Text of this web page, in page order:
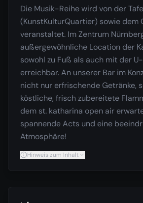
Die Musik-Reihe wird von der
(KunstKulturQuartier) sowie dem
veranstaltet. Im Zentrum
außergewöhnliche Location der
sowohl zu Fuß als auch mit der
erreichbar. An unserer Bar im
nicht nur erfrischende Getränke,
köstliche, frisch zubereitete
dem st. katharina open air
spannende Acts und eine
Atmosphäre!
Hinweis zum Inhalt